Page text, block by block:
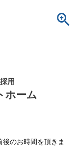
用
ホーム
のお時間を頂きま